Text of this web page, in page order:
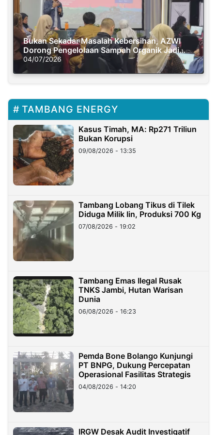
Bukan Sekadar Masalah Kebersihan, AZWI
Dorong Pengelolaan Sampah Organik Jadi
Solusi Krisis Iklim
04/07/2026
TAMBANG ENERGY
Kasus Timah, MA: Rp271 Triliun
Bukan Korupsi
09/08/2026 - 13:35
Tambang Lobang Tikus di Tilek
Diduga Milik Iin, Produksi 700 Kg
07/08/2026 - 19:02
Tambang Emas Ilegal Rusak
TNKS Jambi, Hutan Warisan
Dunia
06/08/2026 - 16:23
Pemda Bone Bolango Kunjungi
PT BNPG, Dukung Percepatan
Operasional Fasilitas Strategis
04/08/2026 - 14:20
IRGW Desak Audit Investigatif